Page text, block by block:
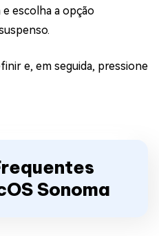
escolha a opção
e, em seguida, pressione
Sonoma